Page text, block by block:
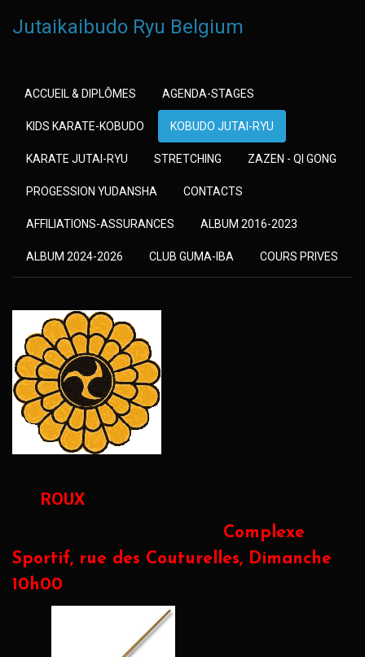
Jutaikaibudo Ryu Belgium
ACCUEIL & DIPLÔMES AGENDA-STAGES
KIDS KARATE-KOBUDO KOBUDO JUTAI-RYU
KARATE JUTAI-RYU STRETCHING ZAZEN - QI GONG
PROGESSION YUDANSHA CONTACTS
AFFILIATIONS-ASSURANCES ALBUM 2016-2023
ALBUM 2024-2026 CLUB GUMA-IBA COURS PRIVES
ROUX
Complexe
Sportif, rue des Couturelles, Dimanche
10h00